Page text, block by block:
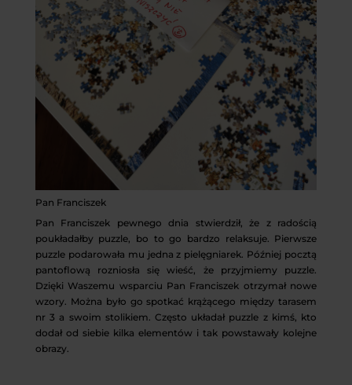
Pan Franciszek
Pan Franciszek pewnego dnia stwierdził, że z radością
poukładałby puzzle, bo to go bardzo relaksuje. Pierwsze
puzzle podarowała mu jedna z pielęgniarek. Później pocztą
pantoflową rozniosła się wieść, że przyjmiemy puzzle.
Dzięki Waszemu wsparciu Pan Franciszek otrzymał nowe
wzory. Można było go spotkać krążącego między tarasem
nr 3 a swoim stolikiem. Często układał puzzle z kimś, kto
dodał od siebie kilka elementów i tak powstawały kolejne
obrazy.